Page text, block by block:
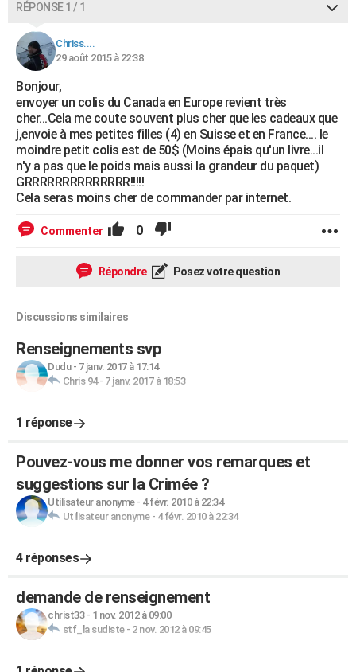
S'inscrire
Se connecter
Lycées
Collèges
Primaires
Universités
Entreprises
Service militaire
Avis de recherche
AVIS DE DÉCÈS
FORUM
Bricolage
Lifestyle
Culture
Sport
Auto
Television
Voyage
Cinema
RÉPONSE 1 / 1
Chriss....
29 août 2015 à 22:38
Bonjour,
envoyer un colis du Canada en Europe revient très
cher...Cela me coute souvent plus cher que les cadeaux que
j,envoie à mes petites filles (4) en Suisse et en France.... le
moindre petit colis est de 50$ (Moins épais qu'un livre...il
n'y a pas que le poids mais aussi la grandeur du paquet)
GRRRRRRRRRRRRRR!!!!!
Cela seras moins cher de commander par internet.
Commenter 0
Répondre Posez votre question
Discussions similaires
Renseignements svp
Dudu- 7 janv. 2017 à 17:14
Chris 94- 7 janv. 2017 à 18:53
1 réponse
Pouvez-vous me donner vos remarques et
suggestions sur la Crimée ?
Utilisateur anonyme- 4 févr. 2010 à 22:34
Utilisateur anonyme- 4 févr. 2010 à 22:34
4 réponses
demande de renseignement
christ33- 1 nov. 2012 à 09:00
stf_la sudiste- 2 nov. 2012 à 09:45